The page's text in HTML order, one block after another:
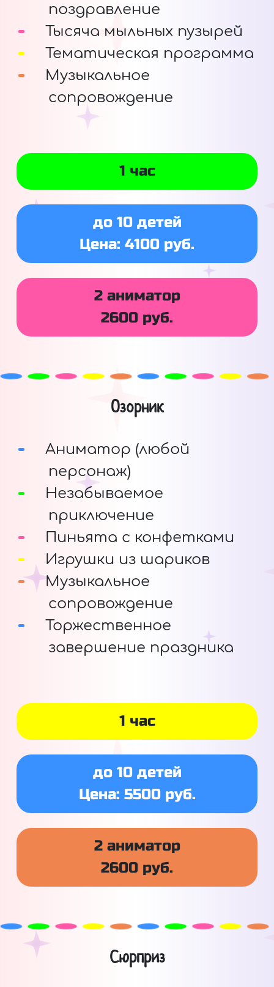
поздравление
Тысяча мыльных пузырей
Тематическая программа
Музыкальное
сопровождение
1 час
до 10 детей
Цена: 4100 руб.
2 аниматор
2600 руб.
Озорник
Аниматор (любой
персонаж)
Незабываемое
приключение
Пиньята с конфетками
Игрушки из шариков
Музыкальное
сопровождение
Торжественное
завершение праздника
1 час
до 10 детей
Цена: 5500 руб.
2 аниматор
2600 руб.
Сюрприз